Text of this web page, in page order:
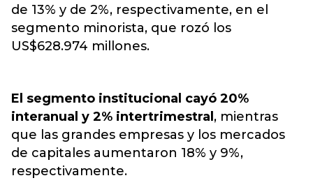
de 13% y de 2%, respectivamente, en el
segmento minorista, que rozó los
US$628.974 millones.
El segmento institucional cayó 20%
interanual y 2% intertrimestral , mientras
que las grandes empresas y los mercados
de capitales aumentaron 18% y 9%,
respectivamente.